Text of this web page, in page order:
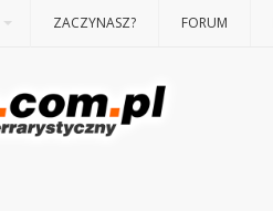
ZACZYNASZ? FORUM